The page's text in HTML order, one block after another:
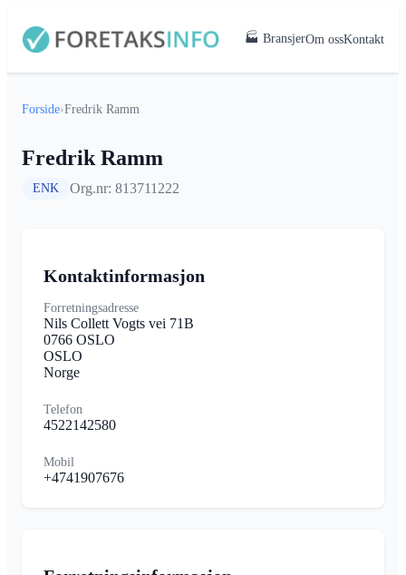
🏭 BransjerOm ossKontakt
Forside›Fredrik Ramm
Fredrik Ramm
ENK Org.nr: 813711222
Kontaktinformasjon
Forretningsadresse
Nils Collett Vogts vei 71B
0766 OSLO
OSLO
Norge
Telefon
4522142580
Mobil
+4741907676